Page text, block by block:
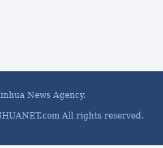
News Agency.
All rights reserved.